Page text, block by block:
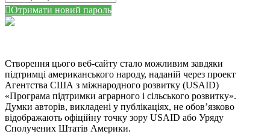
Отримати новий пароль
Створення цього веб-сайту стало можливим завдяки
підтримці американського народу, наданій через проект
Агентства США з міжнародного розвитку (USAID)
«Програма підтримки аграрного і сільського розвитку».
Думки авторів, викладені у публікаціях, не обов’язково
відображають офіційну точку зору USAID або Уряду
Сполучених Штатів Америки.